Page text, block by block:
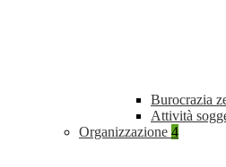
Burocrazia
Attività
Organizzazione 4